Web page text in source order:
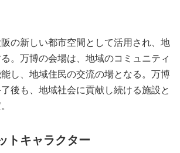
の新しい都市空間として活用され、地
。万博の会場は、地域のコミュニティ
し、地域住民の交流の場となる。万博
後も、地域社会に貢献し続ける施設と
トキャラクター